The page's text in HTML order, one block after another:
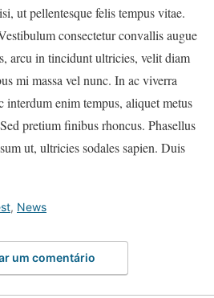
ut pellentesque felis tempus vitae.
consectetur convallis augue
arcu in tincidunt ultricies, velit diam
mi massa vel nunc. In ac viverra
interdum enim tempus, aliquet metus
pretium finibus rhoncus. Phasellus
ut, ultricies sodales sapien. Duis
, News
um comentário